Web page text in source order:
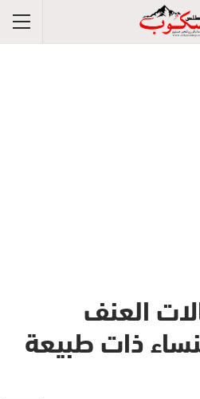
العنف
ذات طبيعة